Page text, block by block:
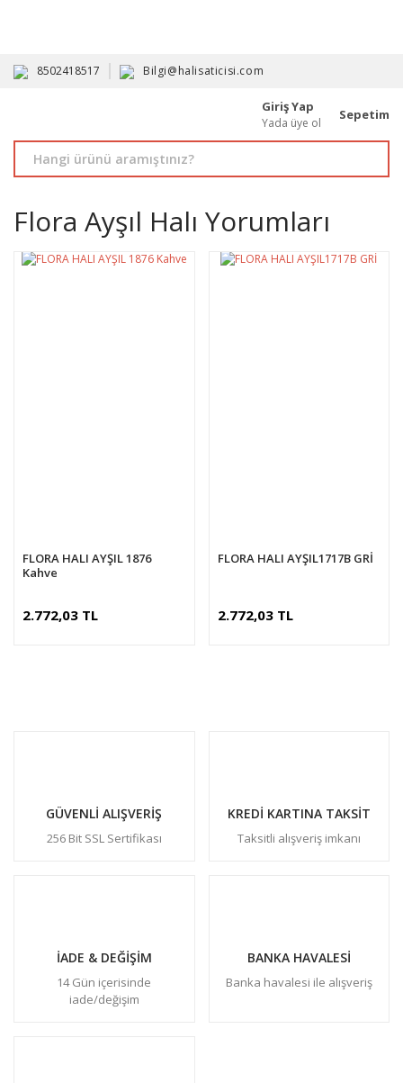
8502418517 Bilgi@halisaticisi.com
Giriş Yap
Yada üye ol
Sepetim
Flora Ayşıl Halı Yorumları
FLORA HALI AYŞIL 1876
Kahve
2.772,03 TL
FLORA HALI AYŞIL1717B GRİ
2.772,03 TL
GÜVENLİ ALIŞVERİŞ
256 Bit SSL Sertifikası
KREDİ KARTINA TAKSİT
Taksitli alışveriş imkanı
İADE & DEĞİŞİM
14 Gün içerisinde
iade/değişim
BANKA HAVALESİ
Banka havalesi ile alışveriş